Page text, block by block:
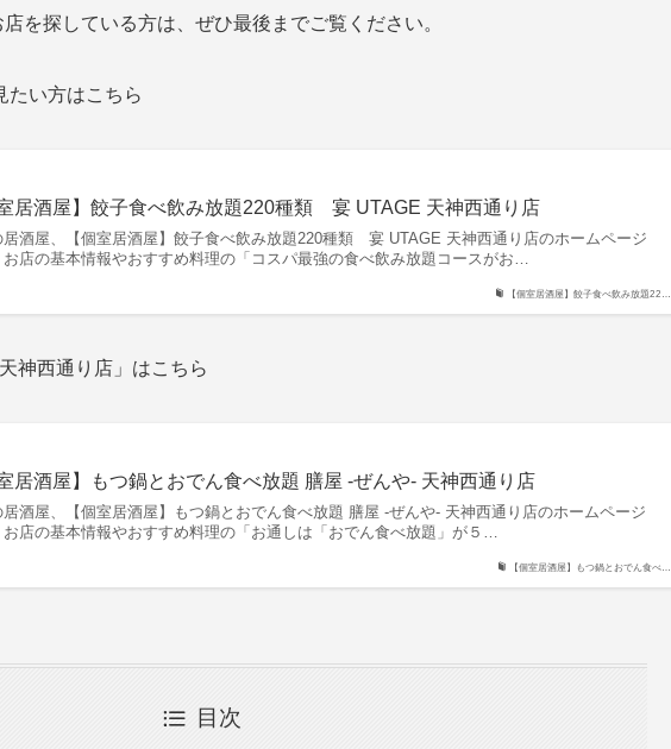
を探している方は、ぜひ最後までご覧ください。
たい方はこちら
【個室居酒屋】餃子食べ飲み放題22…
室居酒屋】餃子食べ飲み放題220種類 宴 UTAGE 天神西通り店
居酒屋、【個室居酒屋】餃子食べ飲み放題220種類 宴 UTAGE 天神西通り店のホームページ
お店の基本情報やおすすめ料理の「コスパ最強の食べ飲み放題コースがお…
神西通り店」はこちら
【個室居酒屋】もつ鍋とおでん食べ…
室居酒屋】もつ鍋とおでん食べ放題 膳屋 -ぜんや- 天神西通り店
居酒屋、【個室居酒屋】もつ鍋とおでん食べ放題 膳屋 -ぜんや- 天神西通り店のホームページ
お店の基本情報やおすすめ料理の「お通しは「おでん食べ放題」が５…
目次